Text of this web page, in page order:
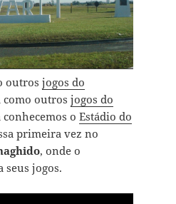
outros jogos do
como outros jogos do
o Estádio do
primeira vez no
, onde o
seus jogos.